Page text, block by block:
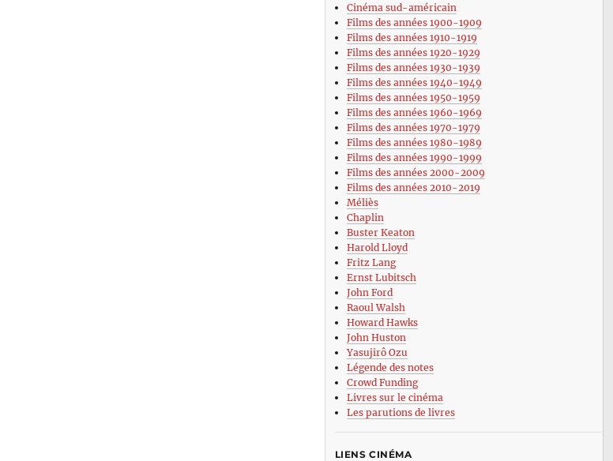
Cinéma sud-américain
Films des années 1900-1909
Films des années 1910-1919
Films des années 1920-1929
Films des années 1930-1939
Films des années 1940-1949
Films des années 1950-1959
Films des années 1960-1969
Films des années 1970-1979
Films des années 1980-1989
Films des années 1990-1999
Films des années 2000-2009
Films des années 2010-2019
Méliès
Chaplin
Buster Keaton
Harold Lloyd
Fritz Lang
Ernst Lubitsch
John Ford
Raoul Walsh
Howard Hawks
John Huston
Yasujirô Ozu
Légende des notes
Crowd Funding
Livres sur le cinéma
Les parutions de livres
LIENS CINÉMA